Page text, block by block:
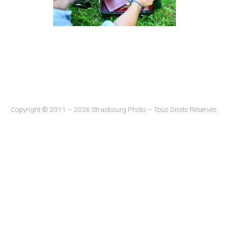
Copyright © 2011 – 2026 Strasbourg Photo – Tous Droits Réservés.